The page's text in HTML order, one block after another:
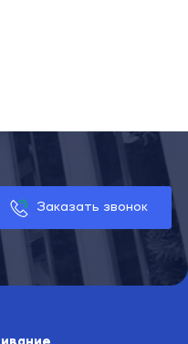
Заказать звонок